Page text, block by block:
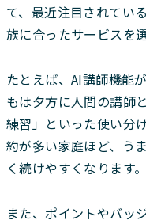
て、最近注目されてい
族に合ったサービスを
たとえば、AI講師機能
もは夕方に人間の講師
練習」といった使い分
約が多い家庭ほど、う
く続けやすくなります。
また、ポイントやバッ